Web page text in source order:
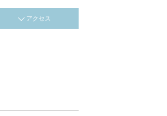
アクセス